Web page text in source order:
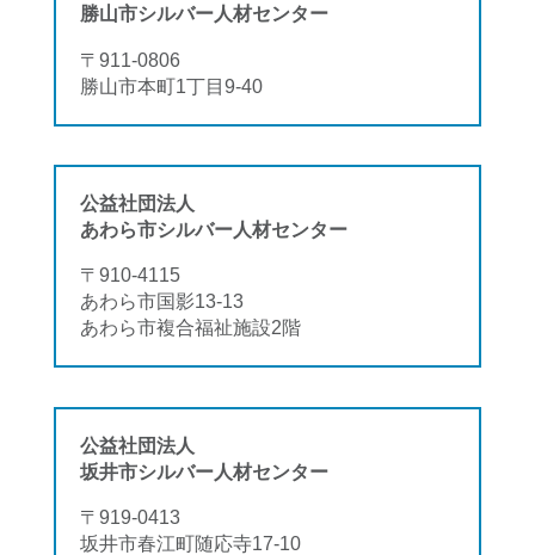
勝山市シルバー人材センター
〒911-0806
勝山市本町1丁目9-40
公益社団法人
あわら市シルバー人材センター
〒910-4115
あわら市国影13-13
あわら市複合福祉施設2階
公益社団法人
坂井市シルバー人材センター
〒919-0413
坂井市春江町随応寺17-10